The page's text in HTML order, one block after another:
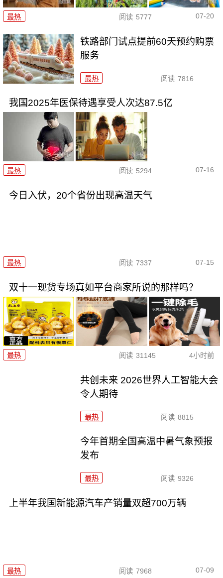
最热 阅读 5777 07-20
铁路部门试点提前60天预约购票
服务
最热 阅读 7816
我国2025年医保待遇享受人次达87.5亿
最热 阅读 5294 07-16
今日入伏，20个省份出现高温天气
最热 阅读 7337 07-15
双十一现货专场真如平台商家所说的那样吗？
最热 阅读 31145 4小时前
共创未来 2026世界人工智能大会
令人期待
最热 阅读 8815
今年首期全国高温中暑气象预报
发布
最热 阅读 9326
上半年我国新能源汽车产销量双超700万辆
最热 阅读 7968 07-09